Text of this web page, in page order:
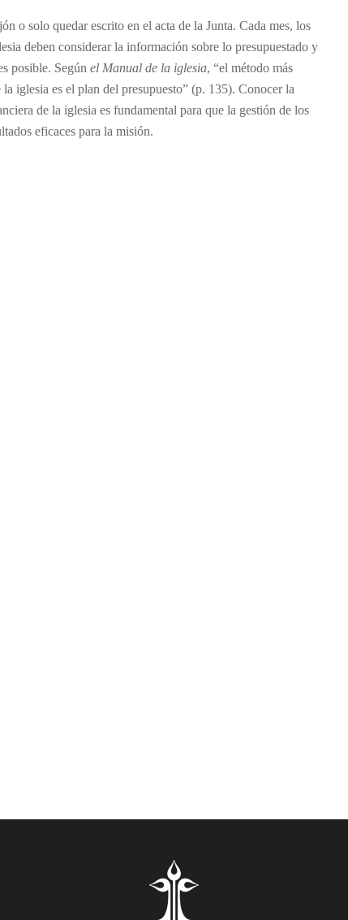
o solo quedar escrito en el acta de la Junta. Cada mes, los
deben considerar la información sobre lo presupuestado y
posible. Según el Manual de la iglesia, “el método más
iglesia es el plan del presupuesto” (p. 135). Conocer la
de la iglesia es fundamental para que la gestión de los
eficaces para la misión.